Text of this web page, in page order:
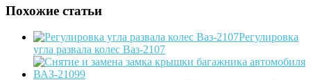
Похожие статьи
Регулировка
угла развала колес Ваз-2107